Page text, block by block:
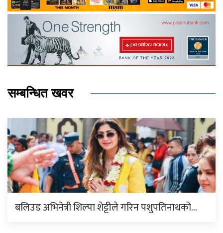
सम्बन्धित खवर
बलिउड अभिनेत्री शिल्पा शेट्टीले गरिन पशुपतिनाथको…